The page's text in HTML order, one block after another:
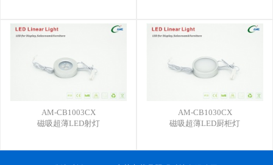
AM-CB1003CX
磁吸超薄LED射灯
AM-CB1030CX
磁吸超薄LED厨柜灯